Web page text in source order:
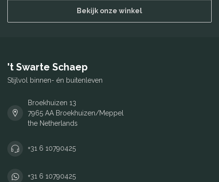
Bekijk onze winkel
't Swarte Schaep
Stijlvol binnen- én buitenleven
Broekhuizen 13
7965 AA Broekhuizen/Meppel
the Netherlands
+31 6 10790425
+31 6 10790425